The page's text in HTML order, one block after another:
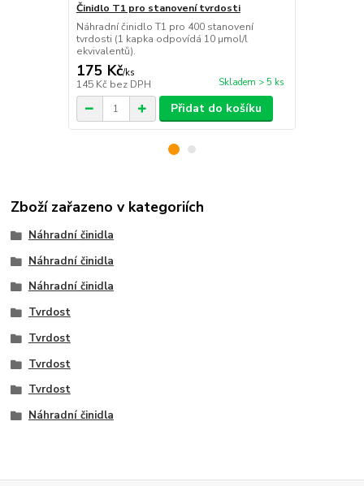
Činidlo T1 pro stanovení tvrdosti
Náhradní činidlo T1 pro 400 stanovení
tvrdosti (1 kapka odpovídá 10 µmol/l
ekvivalentů).
175 Kč/ks
145 Kč bez DPH Skladem > 5 ks
Přidat do košíku
Zboží zařazeno v kategoriích
Náhradní činidla
Náhradní činidla
Náhradní činidla
Tvrdost
Tvrdost
Tvrdost
Tvrdost
Náhradní činidla